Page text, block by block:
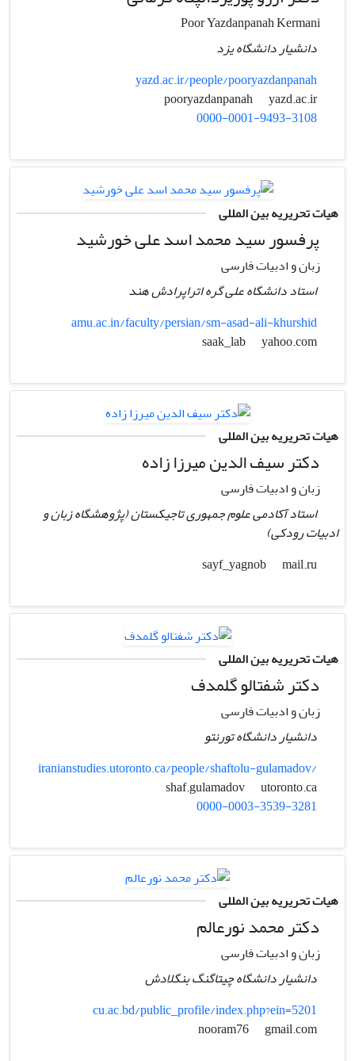
دانشیار دانشگاه یزد
yazd.ac.ir/people/pooryazdanpanah
pooryazdanpanah
yazd.ac.ir
0000-0001-9493-3108
هیات تحریریه بین المللی
پرفسور سید محمد اسد علی خورشید
زبان و ادبیات فارسی
استاد دانشگاه علی گره اتراپرادش هند
amu.ac.in/faculty/persian/sm-asad-ali-khurshid
yahoo.com
هیات تحریریه بین المللی
دکتر سیف الدین میرزا زاده
زبان و ادبیات فارسی
استاد آکادمی علوم جمهوری تاجیکستان (پژوهشگاه زبان و
ادبیات رودکی)
mail.ru
هیات تحریریه بین المللی
دکتر شفتالو گلمدف
زبان و ادبیات فارسی
دانشیار دانشگاه تورنتو
iranianstudies.utoronto.ca/people/shaftolu-gulamadov/
utoronto.ca
0000-0003-3539-3281
هیات تحریریه بین المللی
دکتر محمد نورعالم
زبان و ادبیات فارسی
دانشیار دانشگاه چیتاگنگ بنگلادش
cu.ac.bd/public_profile/index.php?ein=5201
gmail.com